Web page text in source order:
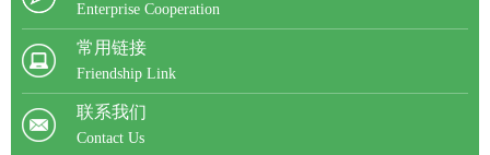
Enterprise Cooperation
常用链接
Friendship Link
联系我们
Contact Us